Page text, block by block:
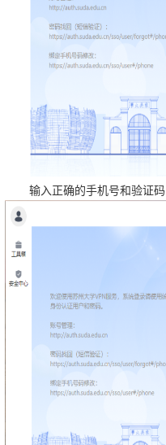
输入正确的手机号和验证码